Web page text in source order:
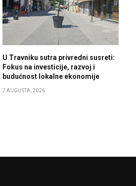
U Travniku sutra privredni susreti:
Fokus na investicije, razvoj i
budućnost lokalne ekonomije
7 AUGUSTA, 2026